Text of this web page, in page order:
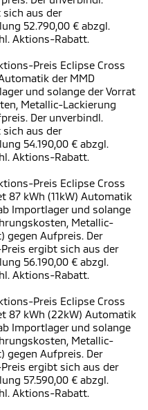
aus der
52.790,00 € abzgl.
Aktions-Rabatt.
Preis Eclipse Cross
der MMD
und solange der Vorrat
Metallic-Lackierung
Der unverbindl.
aus der
54.190,00 € abzgl.
Aktions-Rabatt.
Preis Eclipse Cross
87 kWh (11kW) Automatik
Importlager und solange
Metallic-
gegen Aufpreis. Der
ergibt sich aus der
56.190,00 € abzgl.
Aktions-Rabatt.
Preis Eclipse Cross
87 kWh (22kW) Automatik
Importlager und solange
Metallic-
gegen Aufpreis. Der
ergibt sich aus der
57.590,00 € abzgl.
Aktions-Rabatt.